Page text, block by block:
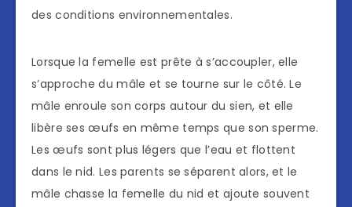
des conditions environnementales.
Lorsque la femelle est prête à s’accoupler, elle
s’approche du mâle et se tourne sur le côté. Le
mâle enroule son corps autour du sien, et elle
libère ses œufs en même temps que son sperme.
Les œufs sont plus légers que l’eau et flottent
dans le nid. Les parents se séparent alors, et le
mâle chasse la femelle du nid et ajoute souvent